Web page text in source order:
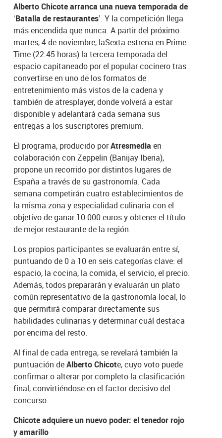
Alberto Chicote arranca una nueva temporada de
‘Batalla de restaurantes’. Y la competición llega
más encendida que nunca. A partir del próximo
martes, 4 de noviembre, laSexta estrena en Prime
Time (22.45 horas) la tercera temporada del
espacio capitaneado por el popular cocinero tras
convertirse en uno de los formatos de
entretenimiento más vistos de la cadena y
también de atresplayer, donde volverá a estar
disponible y adelantará cada semana sus
entregas a los suscriptores premium.
El programa, producido porAtresmedia en
colaboración con Zeppelin (Banijay Iberia),
propone un recorrido por distintos lugares de
España a través de su gastronomía. Cada
semana competirán cuatro establecimientos de
la misma zona y especialidad culinaria con el
objetivo de ganar 10.000 euros y obtener el título
de mejor restaurante de la región.
Los propios participantes se evaluarán entre sí,
puntuando de 0 a 10 en seis categorías clave: el
espacio, la cocina, la comida, el servicio, el precio.
Además, todos prepararán y evaluarán un plato
común representativo de la gastronomía local, lo
que permitirá comparar directamente sus
habilidades culinarias y determinar cuál destaca
por encima del resto.
Al final de cada entrega, se revelará también la
puntuación deAlberto Chicote, cuyo voto puede
confirmar o alterar por completo la clasificación
final, convirtiéndose en el factor decisivo del
concurso.
Chicote adquiere un nuevo poder: el tenedor rojo
y amarillo